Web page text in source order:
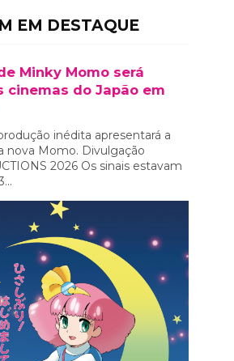
EM DESTAQUE
Minky Momo será
cinemas do Japão em
inédita apresentará a
nova Momo. Divulgação
2026 Os sinais estavam